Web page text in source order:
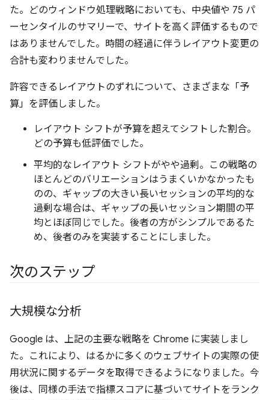
た。どのウィンドウ処理戦略においても、中央値や 75 パ
ーセンタイルのサマリーで、サイトを高く評価するもので
はありませんでした。時間の経過に伴うレイアウト変更の
合計も変わりませんでした。
許容できるレイアウトのずれについて、さまざまな「予
算」を評価しました。
レイアウト シフトが予算を超えてシフトした割合。
どの予算も低評価でした。
平均的なレイアウト シフトがやや過剰。この戦略の
ほとんどのバリエーションはうまくいかなかったも
のの、ギャップの大きい長いセッションの平均的な
過剰な場合は、ギャップの長いセッション期間の平
均とほぼ同じでした。後者の方がシンプルであるた
め、後者のみを実装することにしました。
次のステップ
大規模な分析
Google は、上記の主要な戦略を Chrome に実装しまし
た。これにより、はるかに多くのウェブサイトの実際の使
用状況に関するデータを取得できるようになりました。今
後は、同様の手法で指標スコアに基づいてサイトをランク